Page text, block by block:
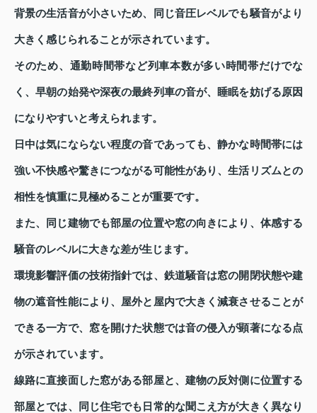
背景の生活音が小さいため、同じ音圧レベルでも騒音がより
大きく感じられることが示されています。
そのため、通勤時間帯など列車本数が多い時間帯だけでな
く、早朝の始発や深夜の最終列車の音が、睡眠を妨げる原因
になりやすいと考えられます。
日中は気にならない程度の音であっても、静かな時間帯には
強い不快感や驚きにつながる可能性があり、生活リズムとの
相性を慎重に見極めることが重要です。
また、同じ建物でも部屋の位置や窓の向きにより、体感する
騒音のレベルに大きな差が生じます。
環境影響評価の技術指針では、鉄道騒音は窓の開閉状態や建
物の遮音性能により、屋外と屋内で大きく減衰させることが
できる一方で、窓を開けた状態では音の侵入が顕著になる点
が示されています。
線路に直接面した窓がある部屋と、建物の反対側に位置する
部屋とでは、同じ住宅でも日常的な聞こえ方が大きく異なり